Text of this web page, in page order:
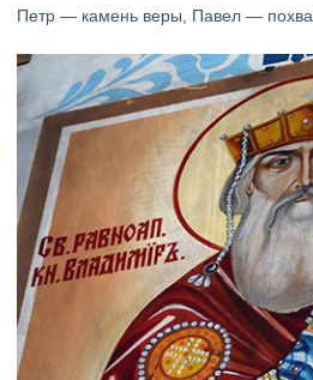
Петр — камень веры, Павел —